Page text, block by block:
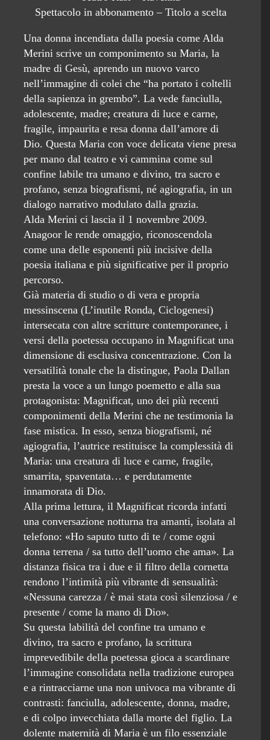
Spettacolo in abbonamento – Titolo a scelta
Una donna incendiata dalla poesia come Alda
Merini scrive un componimento su Maria, la
madre di Gesù, aprendo un nuovo varco
nell’immagine di colei che “ha portato i coltelli
della sapienza in grembo”. La vede fanciulla,
adolescente, madre; creatura di luce e carne,
fragile, impaurita e resa donna dall’amore di
Dio. Questa Maria con voce delicata viene presa
per mano dal teatro e vi cammina come sul
confine labile tra umano e divino, tra sacro e
profano, senza biografismi, né agiografia, in un
dialogo narrativo modulato dalla grazia.
Alda Merini ci lascia il 1 novembre 2009.
Anagoor le rende omaggio, riconoscendola
come una delle esponenti più incisive della
poesia italiana e più significative per il proprio
percorso.
Già materia di studio o di vera e propria
messinscena (L’inutile Ronda, Ciclogenesi)
intersecata con altre scritture contemporanee, i
versi della poetessa occupano in Magnificat una
dimensione di esclusiva concentrazione. Con la
versatilità tonale che la distingue, Paola Dallan
presta la voce a un lungo poemetto e alla sua
protagonista: Magnificat, uno dei più recenti
componimenti della Merini che ne testimonia la
fase mistica. In esso, senza biografismi, né
agiografia, l’autrice restituisce la complessità di
Maria: una creatura di luce e carne, fragile,
smarrita, spaventata… e perdutamente
innamorata di Dio.
Alla prima lettura, il Magnificat ricorda infatti
una conversazione notturna tra amanti, isolata al
telefono: «Ho saputo tutto di te / come ogni
donna terrena / sa tutto dell’uomo che ama». La
distanza fisica tra i due e il filtro della cornetta
rendono l’intimità più vibrante di sensualità:
«Nessuna carezza / è mai stata così silenziosa / e
presente / come la mano di Dio».
Su questa labilità del confine tra umano e
divino, tra sacro e profano, la scrittura
imprevedibile della poetessa gioca a scardinare
l’immagine consolidata nella tradizione europea
e a rintracciarne una non univoca ma vibrante di
contrasti: fanciulla, adolescente, donna, madre,
e di colpo invecchiata dalla morte del figlio. La
dolente maternità di Maria è un filo essenziale